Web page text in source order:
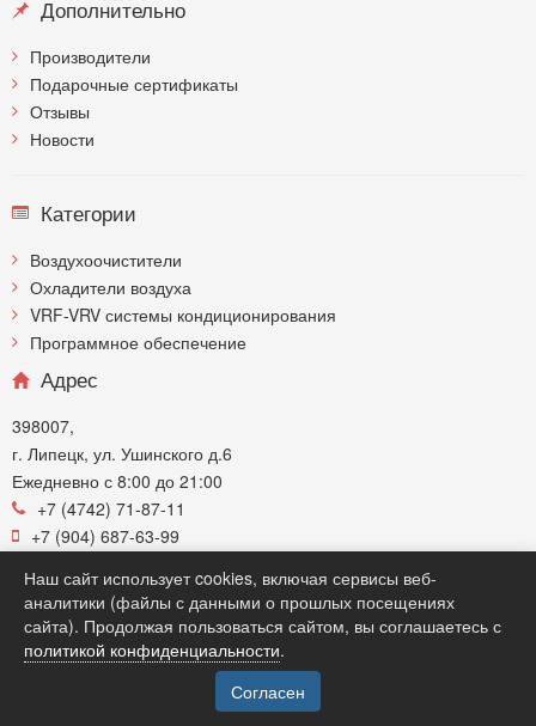
Дополнительно
Производители
Подарочные сертификаты
Отзывы
Новости
Категории
Воздухоочистители
Охладители воздуха
VRF-VRV системы кондиционирования
Программное обеспечение
Адрес
398007,
г. Липецк, ул. Ушинского д.6
Ежедневно с 8:00 до 21:00
+7 (4742) 71-87-11
+7 (904) 687-63-99
Время работы:
Пн-ВС: 8:00 - 21:00
Каталог
Наш сайт использует cookies, включая сервисы веб-
аналитики (файлы с данными о прошлых посещениях
сайта). Продолжая пользоваться сайтом, вы соглашаетесь с
политикой конфиденциальности.
Согласен